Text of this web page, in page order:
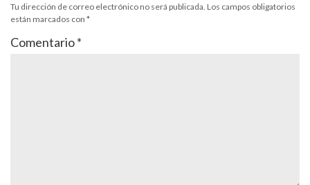
Tu dirección de correo electrónico no será publicada. Los campos obligatorios
están marcados con *
Comentario*